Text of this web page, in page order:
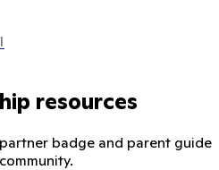
resources
badge and parent guide